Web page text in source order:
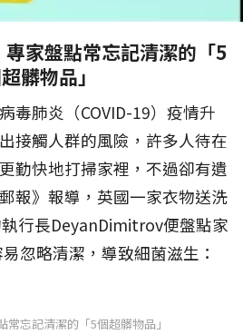
家盤點常忘記清潔的「5
髒物品」
毒肺炎（COVID-19）疫情升
接觸人群的風險，許多人待在
勤快地打掃家裡，不過卻有遺
報》報導，英國一家衣物送洗
行長DeyanDimitrov便盤點家
忽略清潔，導致細菌滋生：
忘記清潔的「5個超髒物品」